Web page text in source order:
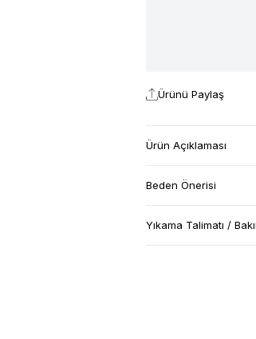
Ürünü Paylaş
Ürün Açıklaması
Beden Önerisi
Yıkama Talimatı /